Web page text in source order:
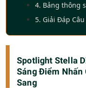
4. Bảng thông
5. Giải Đáp
Spotlight Stella
Sáng Điểm Nhấn
Sang